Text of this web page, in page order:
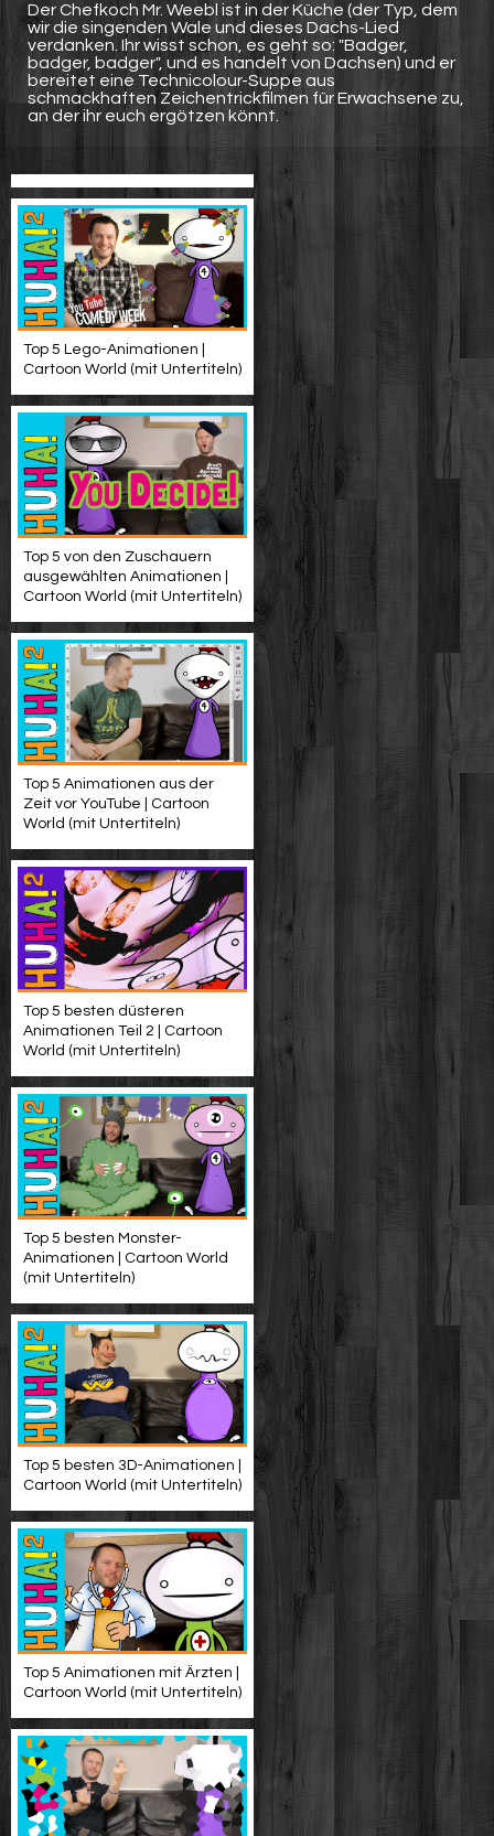
Der Chefkoch Mr. Weebl ist in der Küche (der Typ, dem
wir die singenden Wale und dieses Dachs-Lied
verdanken. Ihr wisst schon, es geht so: "Badger,
badger, badger", und es handelt von Dachsen) und er
bereitet eine Technicolour-Suppe aus
schmackhaften Zeichentrickfilmen für Erwachsene zu,
an der ihr euch ergötzen könnt.
Top 5 Lego-Animationen |
Cartoon World (mit Untertiteln)
Top 5 von den Zuschauern
ausgewählten Animationen |
Cartoon World (mit Untertiteln)
Top 5 Animationen aus der
Zeit vor YouTube | Cartoon
World (mit Untertiteln)
Top 5 besten düsteren
Animationen Teil 2 | Cartoon
World (mit Untertiteln)
Top 5 besten Monster-
Animationen | Cartoon World
(mit Untertiteln)
Top 5 besten 3D-Animationen |
Cartoon World (mit Untertiteln)
Top 5 Animationen mit Ärzten |
Cartoon World (mit Untertiteln)